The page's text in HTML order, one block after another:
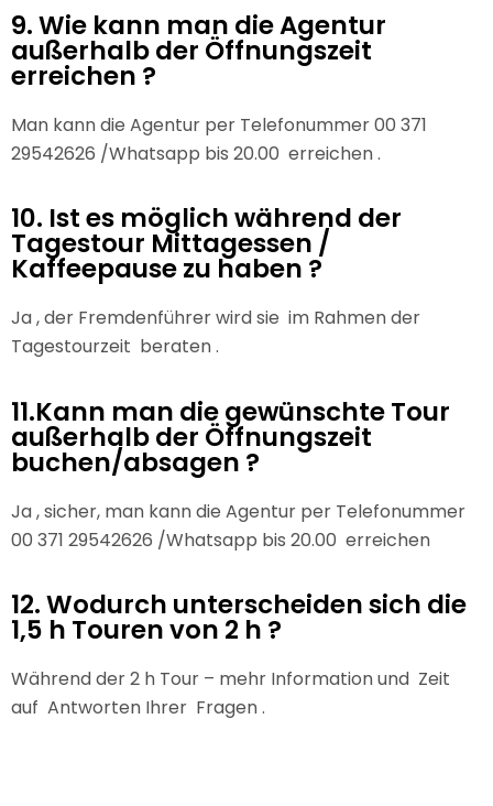
9. Wie kann man die Agentur
außerhalb der Öffnungszeit
erreichen ?
Man kann die Agentur per Telefonummer 00 371
29542626 /Whatsapp bis 20.00 erreichen .
10. Ist es möglich während der
Tagestour Mittagessen /
Kaffeepause zu haben ?
Ja , der Fremdenführer wird sie im Rahmen der
Tagestourzeit beraten .
11.Kann man die gewünschte Tour
außerhalb der Öffnungszeit
buchen/absagen ?
Ja , sicher, man kann die Agentur per Telefonummer
00 371 29542626 /Whatsapp bis 20.00 erreichen
12. Wodurch unterscheiden sich die
1,5 h Touren von 2 h ?
Während der 2 h Tour – mehr Information und Zeit
auf Antworten Ihrer Fragen .